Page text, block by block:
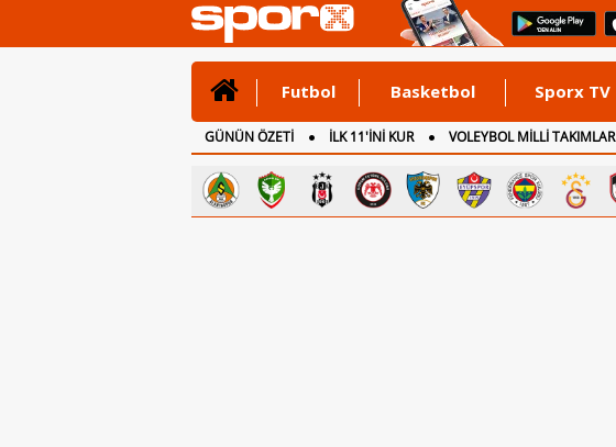
Futbol Basketbol Sporx TV
GÜNÜN ÖZETİ İLK 11'İNİ KUR VOLEYBOL MİLLİ TAKIMLAR
CANLI ANLATIM
İNGİLTERE